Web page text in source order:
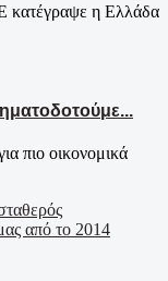
κατέγραψε η Ελλάδα
πιο οικονομικά